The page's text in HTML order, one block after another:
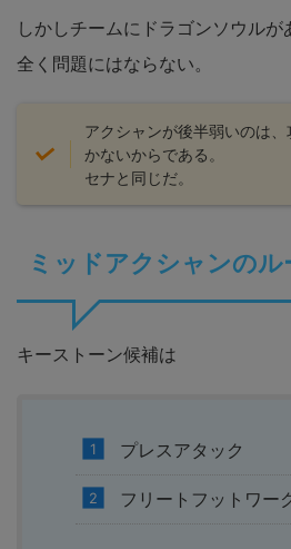
しかしチームにドラゴンソウルが
全く問題にはならない。
アクシャンが後半弱いのは
かないからである。
セナと同じだ。
ミッドアクシャンのル
キーストーン候補は
プレスアタック
フリートフットワー